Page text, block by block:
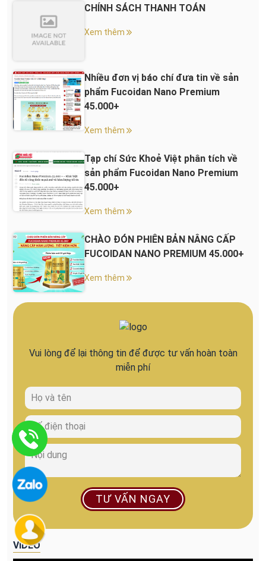
CHÍNH SÁCH THANH TOÁN
Xem thêm
Nhiều đơn vị báo chí đưa tin về sản
phẩm Fucoidan Nano Premium
45.000+
Xem thêm
Tạp chí Sức Khoẻ Việt phân tích về
sản phẩm Fucoidan Nano Premium
45.000+
Xem thêm
CHÀO ĐÓN PHIÊN BẢN NÂNG CẤP
FUCOIDAN NANO PREMIUM 45.000+
Xem thêm
Vui lòng để lại thông tin để được tư vấn hoàn toàn
miễn phí
TƯ VẤN NGAY
VIDEO